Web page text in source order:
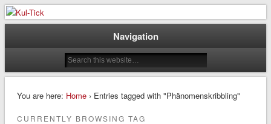
Kul-Tick
Der Kultur – / & Psychologie Blog
Navigation
You are here: Home› Entries tagged with "Phänomenskribbling"
CURRENTLY BROWSING TAG